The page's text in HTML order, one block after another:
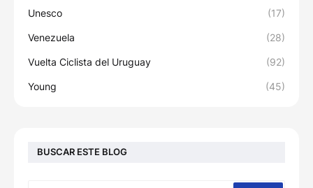
Unesco (17)
Venezuela (28)
Vuelta Ciclista del Uruguay (92)
Young (45)
BUSCAR ESTE BLOG